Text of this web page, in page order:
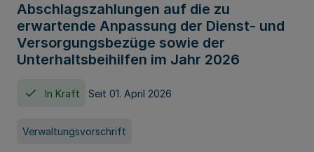
Abschlagszahlungen auf die zu
erwartende Anpassung der Dienst- und
Versorgungsbezüge sowie der
Unterhaltsbeihilfen im Jahr 2026
In Kraft Seit 01. April 2026
Verwaltungsvorschrift